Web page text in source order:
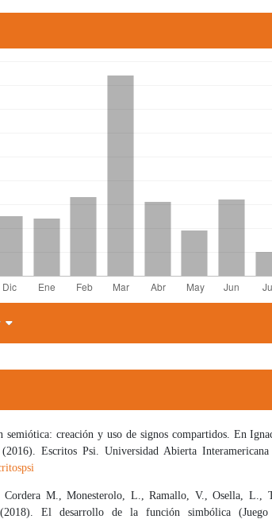
creación y uso de signos compartidos. En
Escritos Psi. Universidad Abierta Interamericana
M., Monesterolo, L., Ramallo, V., Osella, L.,
El desarrollo de la función simbólica